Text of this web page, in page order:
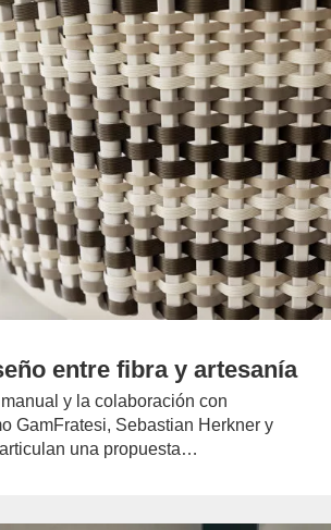
entre fibra y artesanía
y la colaboración con
GamFratesi, Sebastian Herkner y
una propuesta…